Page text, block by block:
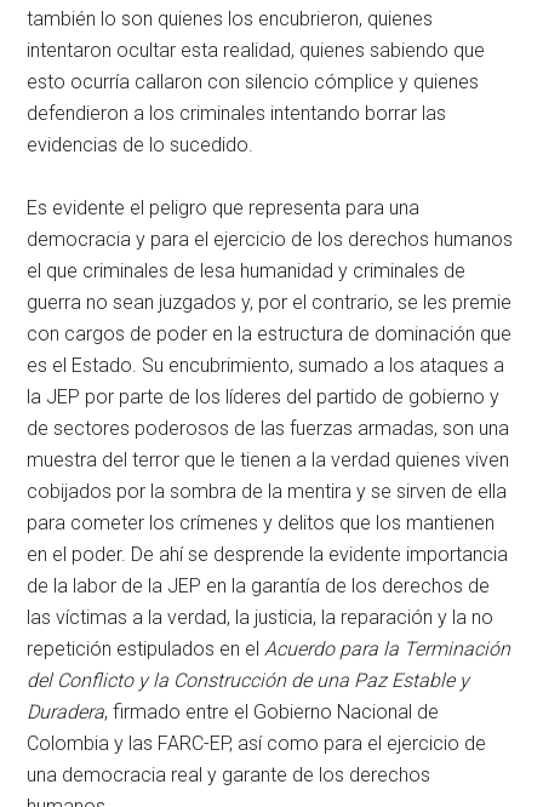
también lo son quienes los encubrieron, quienes
intentaron ocultar esta realidad, quienes sabiendo que
esto ocurría callaron con silencio cómplice y quienes
defendieron a los criminales intentando borrar las
evidencias de lo sucedido.
Es evidente el peligro que representa para una
democracia y para el ejercicio de los derechos humanos
el que criminales de lesa humanidad y criminales de
guerra no sean juzgados y, por el contrario, se les premie
con cargos de poder en la estructura de dominación que
es el Estado. Su encubrimiento, sumado a los ataques a
la JEP por parte de los líderes del partido de gobierno y
de sectores poderosos de las fuerzas armadas, son una
muestra del terror que le tienen a la verdad quienes viven
cobijados por la sombra de la mentira y se sirven de ella
para cometer los crímenes y delitos que los mantienen
en el poder. De ahí se desprende la evidente importancia
de la labor de la JEP en la garantía de los derechos de
las víctimas a la verdad, la justicia, la reparación y la no
repetición estipulados en elAcuerdo para la Terminación
del Conflicto y la Construcción de una Paz Estable y
Duradera, firmado entre el Gobierno Nacional de
Colombia y las FARC-EP, así como para el ejercicio de
una democracia real y garante de los derechos